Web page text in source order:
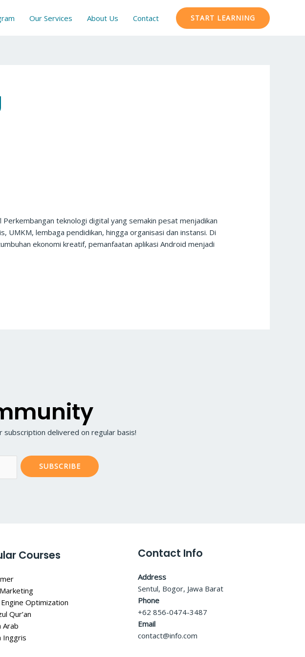
Our Services About Us Contact START LEARNING
teknologi digital yang semakin pesat menjadikan
UMKM, lembaga pendidikan, hingga organisasi dan instansi. Di
ekonomi kreatif, pemanfaatan aplikasi Android menjadi
delivered on regular basis!
SUBSCRIBE
Courses
Optimization
Qur’an
Arab
Inggris
Contact Info
Address
Sentul, Bogor, Jawa Barat
Phone
+62 856-0474-3487
Email
contact@info.com